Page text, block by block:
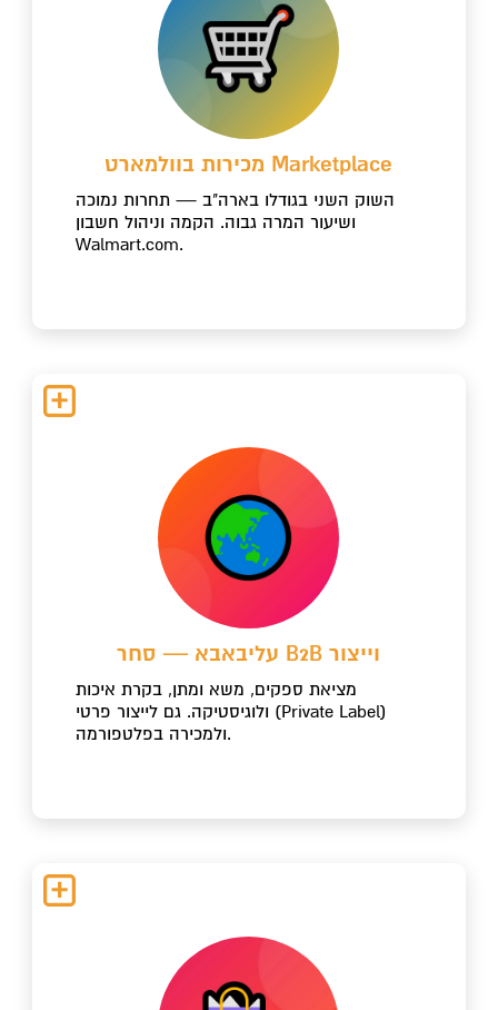
מכירות בוולמארט Marketplace
השוק השני בגודלו בארה"ב — תחרות נמוכה
ושיעור המרה גבוה. הקמה וניהול חשבון
Walmart.com.
עליבאבא — סחר B2B וייצור
מציאת ספקים, משא ומתן, בקרת איכות
ולוגיסטיקה. גם לייצור פרטי (Private Label)
ולמכירה בפלטפורמה.